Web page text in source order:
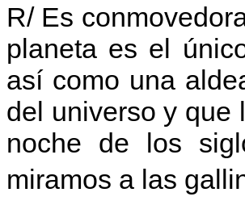
R/ Es
planeta es el
así como una
del universo y que
noche de los
miramos a las